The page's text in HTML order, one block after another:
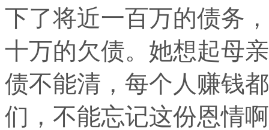
下了将近一百万的债务
十万的欠债。她想起母
债不能清，每个人赚钱
们，不能忘记这份恩情